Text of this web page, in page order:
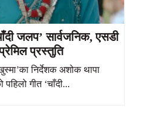
जलप’ सार्वजनिक, एसडी
प्रस्तुति
निर्देशक अशोक थापा
गीत ‘चाँदी...